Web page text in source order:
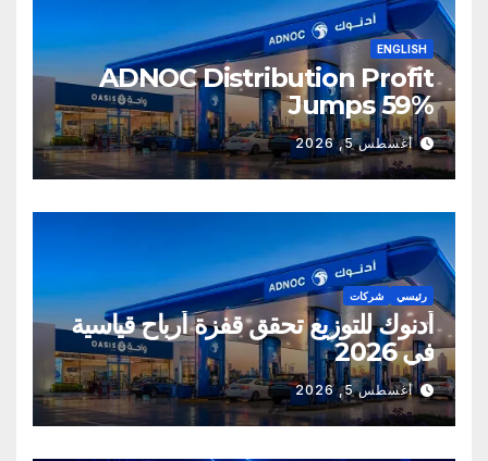
ENGLISH
ADNOC Distribution Profit
Jumps 59%
أغسطس 5, 2026
رئيسي شركات
أدنوك للتوزيع تحقق قفزة أرباح قياسية
في 2026
أغسطس 5, 2026